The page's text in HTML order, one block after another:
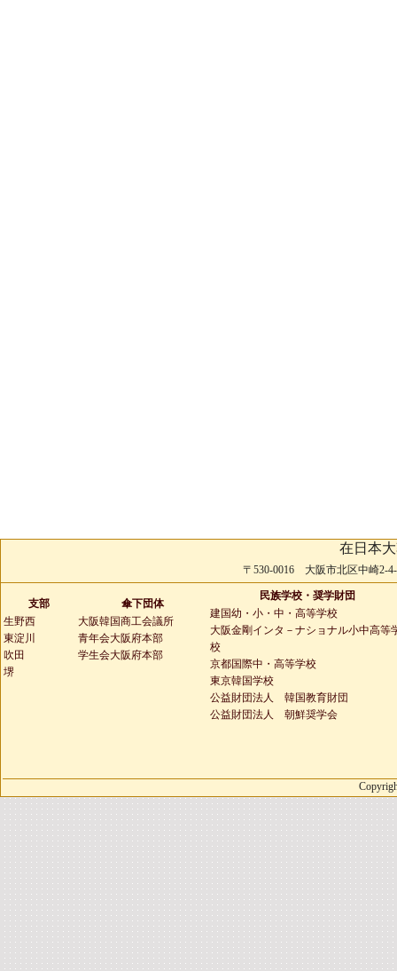
在日本
〒530-0016 大阪市北区中崎2-
支部
生野西
東淀川
吹田
堺
傘下団体
大阪韓国商工会議所
青年会大阪府本部
学生会大阪府本部
民族学校・奨学財団
建国幼・小・中・高等学校
大阪金剛インタ－ナショナル小中高等
校
京都国際中・高等学校
東京韓国学校
公益財団法人 韓国教育財団
公益財団法人 朝鮮奨学会